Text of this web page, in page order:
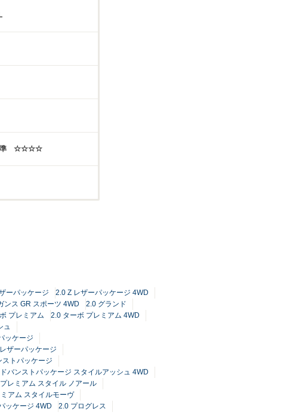
準 ☆☆☆☆
ーパッケージ
2.0 Z レザーパッケージ 4WD
ンス GR スポーツ 4WD
2.0 グランド
プレミアム
2.0 ターボ プレミアム 4WD
ュ
ッケージ
ザーパッケージ
トパッケージ
バンストパッケージ スタイルアッシュ 4WD
レミアム スタイル ノアール
アム スタイルモーヴ
ッケージ 4WD
2.0 プログレス